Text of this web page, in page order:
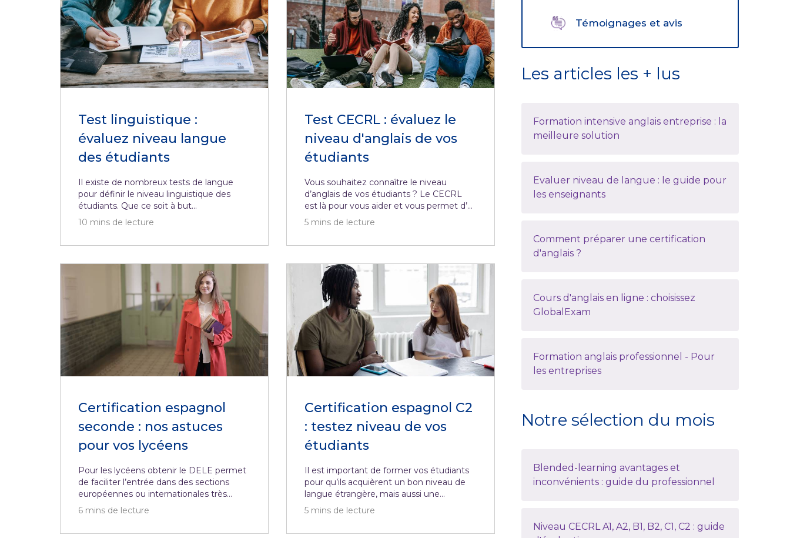
Test linguistique :
évaluez niveau langue
des étudiants
Il existe de nombreux tests de langue
pour définir le niveau linguistique des
étudiants. Que ce soit à but...
10 mins de lecture
Test CECRL : évaluez le
niveau d'anglais de vos
étudiants
Vous souhaitez connaître le niveau
d’anglais de vos étudiants ? Le CECRL
est là pour vous aider et vous permet d’...
5 mins de lecture
Certification espagnol
seconde : nos astuces
pour vos lycéens
Pour les lycéens obtenir le DELE permet
de faciliter l’entrée dans des sections
européennes ou internationales très...
6 mins de lecture
Certification espagnol C2
: testez niveau de vos
étudiants
Il est important de former vos étudiants
pour qu’ils acquièrent un bon niveau de
langue étrangère, mais aussi une...
5 mins de lecture
Témoignages et avis
Les articles les + lus
Formation intensive anglais entreprise : la
meilleure solution
Evaluer niveau de langue : le guide pour
les enseignants
Comment préparer une certification
d'anglais ?
Cours d'anglais en ligne : choisissez
GlobalExam
Formation anglais professionnel - Pour
les entreprises
Notre sélection du mois
Blended-learning avantages et
inconvénients : guide du professionnel
Niveau CECRL A1, A2, B1, B2, C1, C2 : guide